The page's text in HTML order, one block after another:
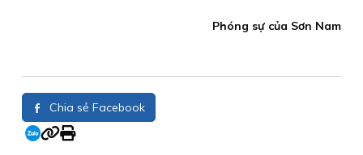
Phóng sự của Sơn Nam
Chia sẻ Facebook